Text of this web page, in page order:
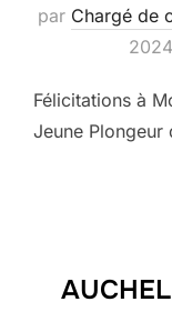
par Chargé de
2024
Félicitations à
Jeune Plongeur